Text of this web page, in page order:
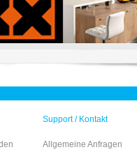
Support / Kontakt
Allgemeine Anfragen